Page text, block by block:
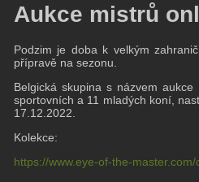
Aukce mistrů
Podzim je doba k velkým
přípravě na sezonu.
Belgická skupina s názvem
sportovních a 11 mladých koní,
17.12.2022.
Kolekce:
https://www.eye-of-the-